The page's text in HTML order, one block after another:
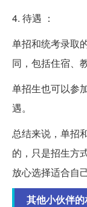
4. 待遇 ：
单招和统考录取
同，包括住宿、
单招生也可以参
遇。
总结来说，单招
的，只是招生方
放心选择适合自
其他小伙伴的